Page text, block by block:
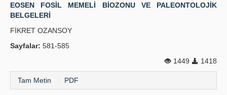
EOSEN FOSİL MEMELİ BİOZONU VE PALEONTOLOJİK
BELGELERİ
FİKRET OZANSOY
Sayfalar: 581-585
1449
1418
Tam Metin PDF